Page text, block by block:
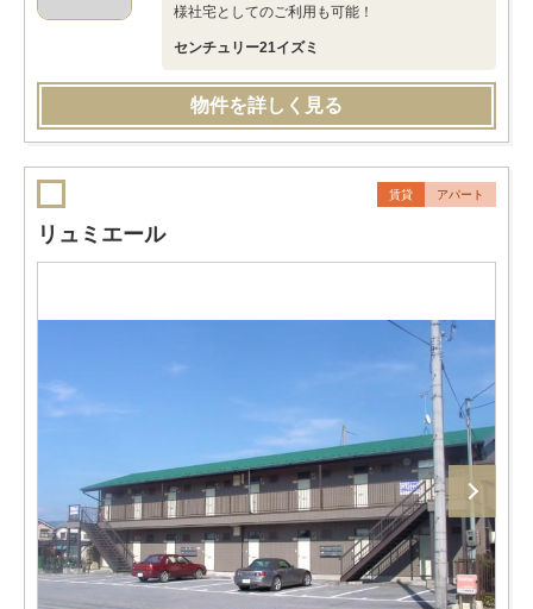
様社宅としてのご利用も可能！
センチュリー21イズミ
物件を詳しく見る
賃貸 アパート
リュミエール